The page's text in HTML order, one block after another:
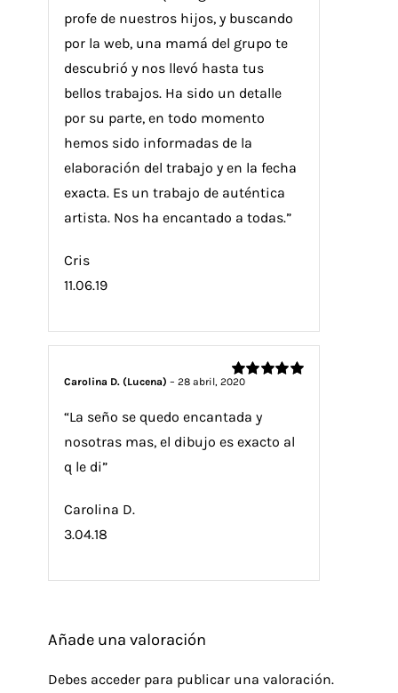
profe de nuestros hijos, y buscando
por la web, una mamá del grupo te
descubrió y nos llevó hasta tus
bellos trabajos. Ha sido un detalle
por su parte, en todo momento
hemos sido informadas de la
elaboración del trabajo y en la fecha
exacta. Es un trabajo de auténtica
artista. Nos ha encantado a todas.”
Cris
11.06.19
Valorado
Carolina D. (Lucena) – 28 abril, 2020
“La seño se quedo encantada y
nosotras mas, el dibujo es exacto al
q le di”
Carolina D.
3.04.18
Añade una valoración
Debes accederpara publicar una valoración.